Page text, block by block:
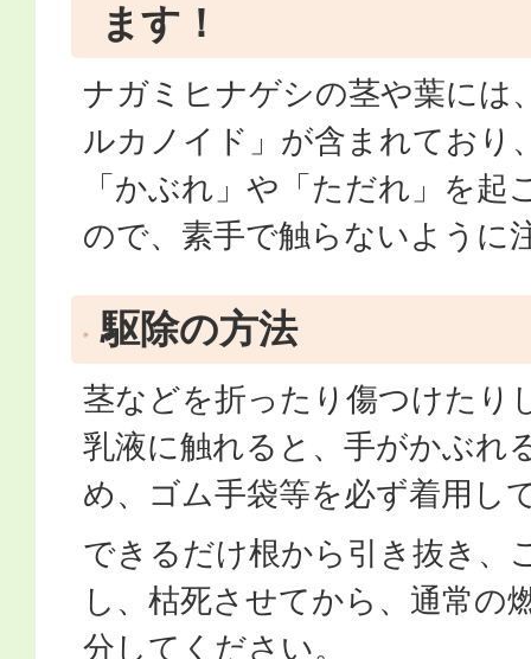
ます！
ナガミヒナゲシの茎や葉には
ルカノイド」が含まれており
「かぶれ」や「ただれ」を起
ので、素手で触らないように
駆除の方法
茎などを折ったり傷つけたり
乳液に触れると、手がかぶれ
め、ゴム手袋等を必ず着用し
できるだけ根から引き抜き、
し、枯死させてから、通常の
分してください。